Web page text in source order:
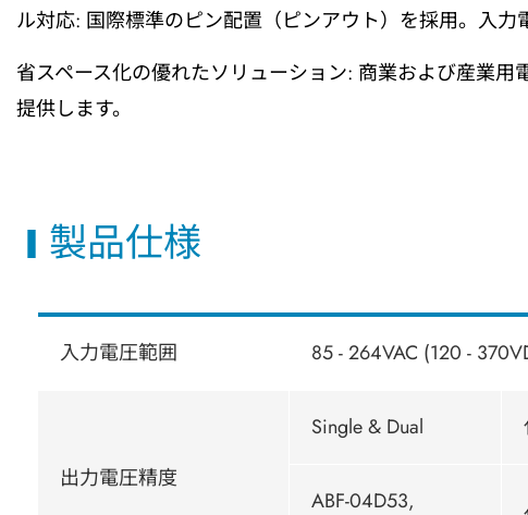
ル対応: 国際標準のピン配置（ピンアウト）を採用。入力
省スペース化の優れたソリューション: 商業および産業
提供します。
製品仕様
入力電圧範囲 85 - 264VAC (120 -
出力電圧精度
Single & Dual
ABF-04D53,